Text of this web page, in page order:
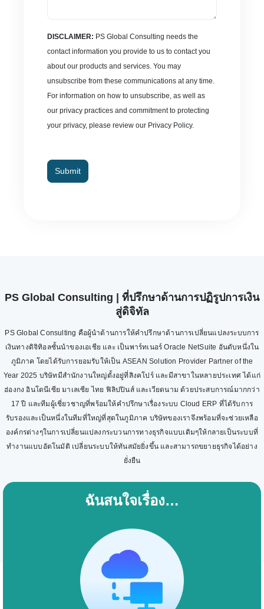
DISCLAIMER: PS Global Consulting needs the
contact information you provide to us to contact you
about our products and services. You may
unsubscribe from these communications at any time.
For information on how to unsubscribe, as well as
our privacy practices and commitment to protecting
your privacy, please review our Privacy Policy.
Submit
PS Global Consulting | ที่ปรึกษาด้านการปฏิรูปการเงิน
สู่ดิจิทัล
PS Global Consulting คือผู้นำด้านการให้คำปรึกษาด้านการเปลี่ยนแปลงระบบการ
เงินทางดิจิทิอลชั้นนำของเอเชีย และ เป็นพาร์ทเนอร์ Oracle NetSuite อันดับหนึ่งใน
ภูมิภาค โดยได้รับการยอมรับให้เป็น ASEAN Solution Provider Partner of the
Year 2025 บริษัทมีสำนักงานใหญ่ตั้งอยู่ที่สิงคโปร์ และมีสาขาในหลายประเทศ ได้แก่
ฮ่องกง อินโดนีเซีย มาเลเซีย ไทย ฟิลิปปินส์ และเวียดนาม ด้วยประสบการณ์มากกว่า
17 ปี และทีมผู้เชี่ยวชาญที่พร้อมให้คำปรึกษาเรื่องระบบ Cloud ERP ที่ได้รับการ
รับรองและเป็นหนึ่งในทีมที่ใหญ่ที่สุดในภูมิภาค บริษัทของเราจึงพร้อมที่จะช่วยเหลือ
องค์กรต่างๆในการเปลี่ยนแปลงกระบวนการทางธุรกิจแบบเดิมๆให้กลายเป็นระบบที่
ทำงานแบบอัตโนมัติ เปลี่ยนระบบให้ทันสมัยยิ่งขึ้น และสามารถขยายธุรกิจได้อย่าง
ยั่งยืน
ฉันสนใจเรื่อง…